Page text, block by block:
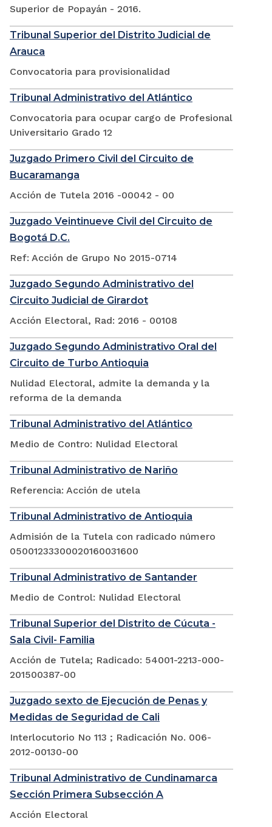
Superior de Popayán - 2016.
Tribunal Superior del Distrito Judicial de
Arauca
Convocatoria para provisionalidad
Tribunal Administrativo del Atlántico
Convocatoria para ocupar cargo de Profesional
Universitario Grado 12
Juzgado Primero Civil del Circuito de
Bucaramanga
Acción de Tutela 2016 -00042 - 00
Juzgado Veintinueve Civil del Circuito de
Bogotá D.C.
Ref: Acción de Grupo No 2015-0714
Juzgado Segundo Administrativo del
Circuito Judicial de Girardot
Acción Electoral, Rad: 2016 - 00108
Juzgado Segundo Administrativo Oral del
Circuito de Turbo Antioquia
Nulidad Electoral, admite la demanda y la
reforma de la demanda
Tribunal Administrativo del Atlántico
Medio de Contro: Nulidad Electoral
Tribunal Administrativo de Nariño
Referencia: Acción de utela
Tribunal Administrativo de Antioquia
Admisión de la Tutela con radicado número
05001233300020160031600
Tribunal Administrativo de Santander
Medio de Control: Nulidad Electoral
Tribunal Superior del Distrito de Cúcuta -
Sala Civil- Familia
Acción de Tutela; Radicado: 54001-2213-000-
201500387-00
Juzgado sexto de Ejecución de Penas y
Medidas de Seguridad de Cali
Interlocutorio No 113 ; Radicación No. 006-
2012-00130-00
Tribunal Administrativo de Cundinamarca
Sección Primera Subsección A
Acción Electoral